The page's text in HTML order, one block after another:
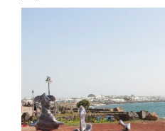
CONTACTO